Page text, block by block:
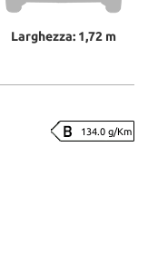
Larghezza: 1,72 m
134.0 g/Km